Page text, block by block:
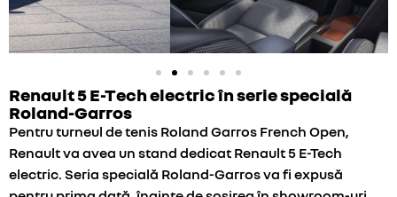
Renault 5 E-Tech electric în serie specială
Roland-Garros
Pentru turneul de tenis Roland Garros French Open,
Renault va avea un stand dedicat Renault 5 E-Tech
electric. Seria specială Roland-Garros va fi expusă